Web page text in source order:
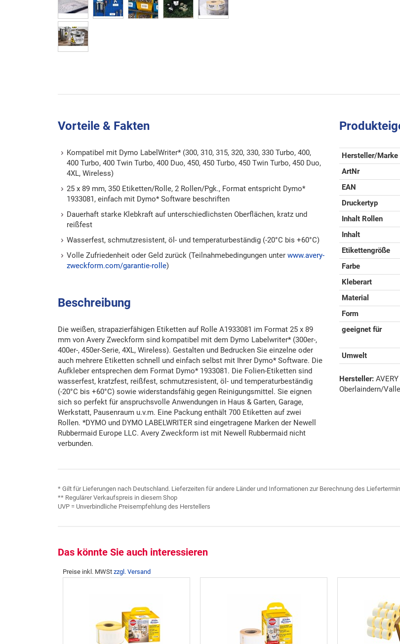
Vorteile & Fakten
Kompatibel mit Dymo LabelWriter* (300, 310, 315, 320, 330, 330 Turbo, 400,
400 Turbo, 400 Twin Turbo, 400 Duo, 450, 450 Turbo, 450 Twin Turbo, 450 Duo,
4XL, Wireless)
25 x 89 mm, 350 Etiketten/Rolle, 2 Rollen/Pgk., Format entspricht Dymo*
1933081, einfach mit Dymo* Software beschriften
Dauerhaft starke Klebkraft auf unterschiedlichsten Oberflächen, kratz und
reißfest
Wasserfest, schmutzresistent, öl- und temperaturbeständig (-20°C bis +60°C)
Volle Zufriedenheit oder Geld zurück (Teilnahmebedingungen unter www.avery-
zweckform.com/garantie-rolle)
Beschreibung
Die weißen, strapazierfähigen Etiketten auf Rolle A1933081 im Format 25 x 89
mm von Avery Zweckform sind kompatibel mit dem Dymo Labelwriter* (300er-,
400er-, 450er-Serie, 4XL, Wireless). Gestalten und Bedrucken Sie einzelne oder
auch mehrere Etiketten schnell und einfach selbst mit Ihrer Dymo* Software. Die
Aufkleber entsprechen dem Format Dymo* 1933081. Die Folien-Etiketten sind
wasserfest, kratzfest, reißfest, schmutzresistent, öl- und temperaturbeständig
(-20°C bis +60°C) sowie widerstandsfähig gegen Reinigungsmittel. Sie eignen
sich so perfekt für anspruchsvolle Anwendungen in Haus & Garten, Garage,
Werkstatt, Pausenraum u.v.m. Eine Packung enthält 700 Etiketten auf zwei
Rollen. *DYMO und DYMO LABELWRITER sind eingetragene Marken der Newell
Rubbermaid Europe LLC. Avery Zweckform ist mit Newell Rubbermaid nicht
verbunden.
Hersteller/Marke
ArtNr
EAN
Druckertyp
Inhalt Rollen
Inhalt
Etikettengröße
Farbe
Kleberart
Material
Form
geeignet für
Umwelt
Hersteller:
Oberlaindern/
* Gilt für Lieferungen nach Deutschland. Lieferzeiten für andere Länder und Informationen zur Berechnung des
** Regulärer Verkaufspreis in diesem Shop
UVP = Unverbindliche Preisempfehlung des Herstellers
Das könnte Sie auch interessieren
Preise inkl. MWSt zzgl. Versand